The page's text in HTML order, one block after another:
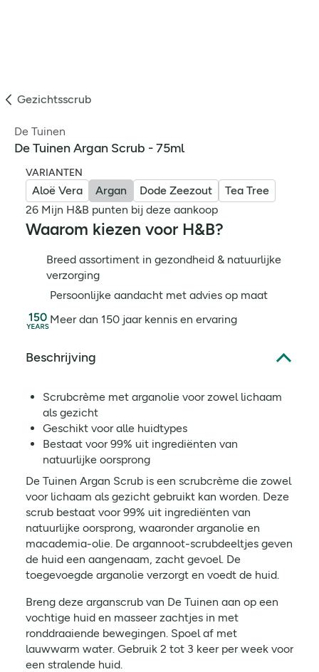
Gezichtsscrub
De Tuinen
De Tuinen Argan Scrub - 75ml
VARIANTEN
Aloë Vera Argan Dode Zeezout
Tea Tree
26 Mijn H&B punten bij deze aankoop
Waarom kiezen voor H&B?
Breed assortiment in gezondheid & natuurlijke
verzorging
Persoonlijke aandacht met advies op maat
Meer dan 150 jaar kennis en ervaring
Beschrijving
Scrubcrème met arganolie voor zowel lichaam
als gezicht
Geschikt voor alle huidtypes
Bestaat voor 99% uit ingrediënten van
natuurlijke oorsprong
De Tuinen Argan Scrub is een scrubcrème die zowel
voor lichaam als gezicht gebruikt kan worden. Deze
scrub bestaat voor 99% uit ingrediënten van
natuurlijke oorsprong, waaronder arganolie en
macademia-olie. De argannoot-scrubdeeltjes geven
de huid een aangenaam, zacht gevoel. De
toegevoegde arganolie verzorgt en voedt de huid.
Breng deze arganscrub van De Tuinen aan op een
vochtige huid en masseer zachtjes in met
ronddraaiende bewegingen. Spoel af met
lauwwarm water. Gebruik 2 tot 3 keer per week voor
een stralende huid.